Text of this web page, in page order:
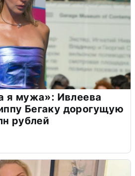
я мужа»: Ивлеева
Бегаку дорогущую
рублей